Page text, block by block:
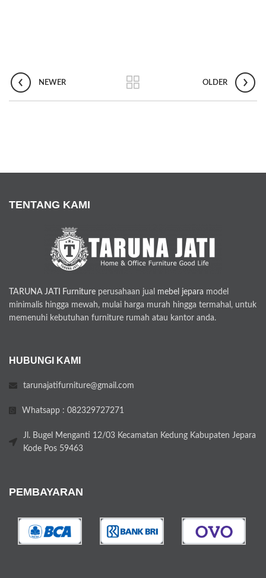
NEWER OLDER
TENTANG KAMI
TARUNA JATI Furniture perusahaan jual mebel jepara model
minimalis hingga mewah, mulai harga murah hingga termahal, untuk
memenuhi kebutuhan furniture rumah atau kantor anda.
HUBUNGI KAMI
tarunajatifurniture@gmail.com
Whatsapp : 082329727271
Jl. Bugel Menganti 12/03 Kecamatan Kedung Kabupaten Jepara
Kode Pos 59463
PEMBAYARAN